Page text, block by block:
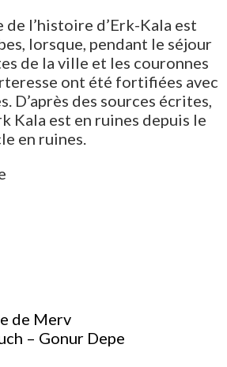
de l’histoire d’Erk-Kala est
lorsque, pendant le séjour
de la ville et les couronnes
ont été fortifiées avec
D’après des sources écrites,
Kala est en ruines depuis le
en ruines.
de Merv
– Gonur Depe